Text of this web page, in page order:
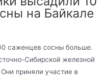
на Байкале
саженцев сосны больше.
Сибирской железной
приняли участие в